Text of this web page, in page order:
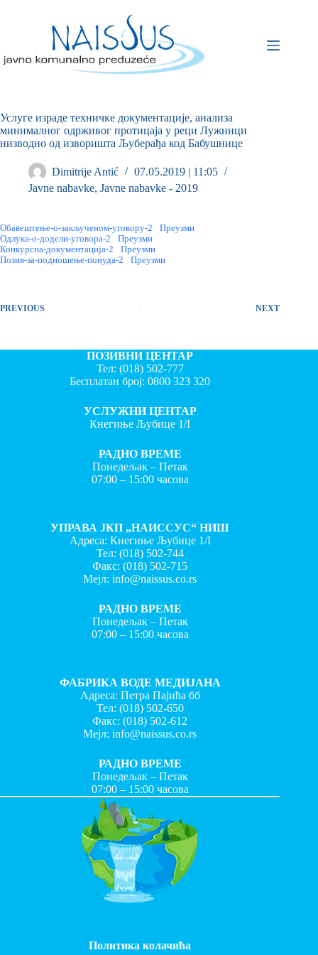
Услуге израде техничке документације, анализа
минималног одрживог протицаја у реци Лужници
низводно од изворишта Љуберађа код Бабушнице
Dimitrije Antić
07.05.2019 | 11:05
Javne nabavke, Javne nabavke - 2019
Обавештење-о-закљученом-уговору-2
Преузми
Одлука-о-додели-уговора-2
Преузми
Конкурсна-документација-2
Преузми
Позив-за-подношење-понуда-2
Преузми
PREVIOUS NEXT
ПОЗИВНИ ЦЕНТАР
Тел: (018) 502-777
Бесплатан број:0800 323 320
УСЛУЖНИ ЦЕНТАР
Кнегиње Љубице 1/I
РАДНО ВРЕМЕ
Понедељак – Петак
07:00 – 15:00 часова
УПРАВА ЈКП „НАИССУС“ НИШ
Адреса: Кнегиње Љубице 1/I
Тел: (018) 502-744
Факс:(018) 502-715
Мејл:info@naissus.co.rs
РАДНО ВРЕМЕ
Понедељак – Петак
07:00 – 15:00 часова
ФАБРИКА ВОДЕ МЕДИЈАНА
Адреса: Петра Пајића бб
Тел: (018) 502-650
Факс:(018) 502-612
Мејл:info@naissus.co.rs
РАДНО ВРЕМЕ
Понедељак – Петак
07:00 – 15:00 часова
Политика колачића